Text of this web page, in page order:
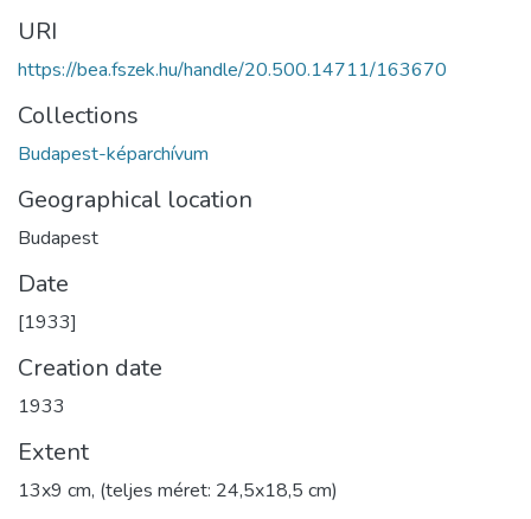
URI
https://bea.fszek.hu/handle/20.500.14711/163670
Collections
Budapest-képarchívum
Geographical location
Budapest
Date
[1933]
Creation date
1933
Extent
13x9 cm, (teljes méret: 24,5x18,5 cm)